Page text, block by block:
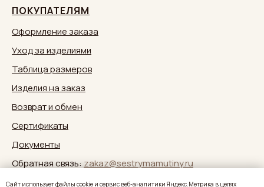
Caйт иcпoльзуeт фaйлы cookie и cepвиc вeб-aнaлитики Яндeкc.Мeтpикa в целях
ПОКУПАТЕЛЯМ
Оформление заказа
Уход за изделиями
Таблица размеров
Изделия на заказ
Возврат и обмен
Сертификаты
Документы
Обратная связь: zakaz@sestrymamutiny.ru